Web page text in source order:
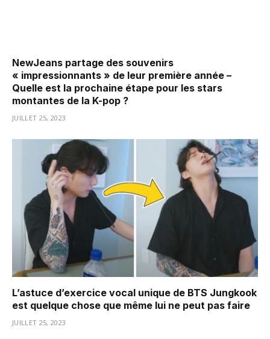
NewJeans partage des souvenirs
« impressionnants » de leur première année –
Quelle est la prochaine étape pour les stars
montantes de la K-pop ?
JUILLET 25, 2023
L’astuce d’exercice vocal unique de BTS Jungkook
est quelque chose que même lui ne peut pas faire
JUILLET 25, 2023